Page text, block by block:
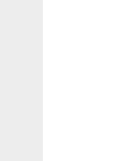
第
一
二
三
四